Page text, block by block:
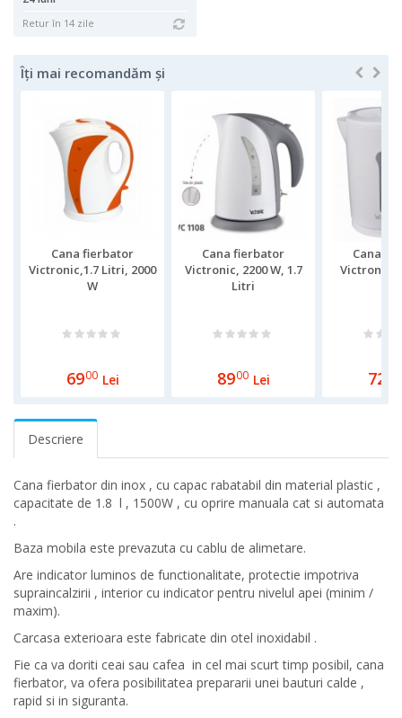
Retur în 14 zile
Îți mai recomandăm și
Cana fierbator
Victronic,1.7 Litri, 2000
W
6900 Lei
Cana fierbator
Victronic, 2200 W, 1.7
Litri
8900 Lei
Cana
Victronic
72
Descriere
Cana fierbator din inox , cu capac rabatabil din material plastic ,
capacitate de 1.8 l , 1500W , cu oprire manuala cat si automata
.
Baza mobila este prevazuta cu cablu de alimetare.
Are indicator luminos de functionalitate, protectie impotriva
supraincalzirii , interior cu indicator pentru nivelul apei (minim /
maxim).
Carcasa exterioara este fabricate din otel inoxidabil .
Fie ca va doriti ceai sau cafea in cel mai scurt timp posibil, cana
fierbator, va ofera posibilitatea prepararii unei bauturi calde ,
rapid si in siguranta.